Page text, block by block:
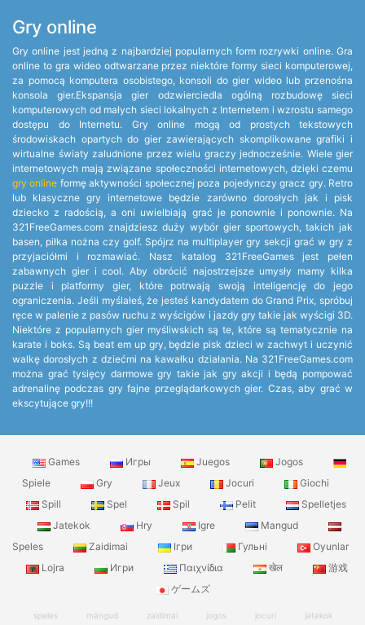
Gry online
Gry online jest jedną z najbardziej popularnych form rozrywki online. Gra
online to gra wideo odtwarzane przez niektóre formy sieci komputerowej,
za pomocą komputera osobistego, konsoli do gier wideo lub przenośna
konsola gier.Ekspansja gier odzwierciedla ogólną rozbudowę sieci
komputerowych od małych sieci lokalnych z Internetem i wzrostu samego
dostępu do Internetu. Gry online mogą od prostych tekstowych
środowiskach opartych do gier zawierających skomplikowane grafiki i
wirtualne światy zaludnione przez wielu graczy jednocześnie. Wiele gier
internetowych mają związane społeczności internetowych, dzięki czemu
gry online formę aktywności społecznej poza pojedynczy gracz gry. Retro
lub klasyczne gry internetowe będzie zarówno dorosłych jak i pisk
dziecko z radością, a oni uwielbiają grać je ponownie i ponownie. Na
321FreeGames.com znajdziesz duży wybór gier sportowych, takich jak
basen, piłka nożna czy golf. Spójrz na multiplayer gry sekcji grać w gry z
przyjaciółmi i rozmawiać. Nasz katalog 321FreeGames jest pełen
zabawnych gier i cool. Aby obrócić najostrzejsze umysły mamy kilka
puzzle i platformy gier, które potrwają swoją inteligencję do jego
ograniczenia. Jeśli myślałeś, że jesteś kandydatem do Grand Prix, spróbuj
ręce w palenie z pasów ruchu z wyścigów i jazdy gry takie jak wyścigi 3D.
Niektóre z popularnych gier myśliwskich są te, które są tematycznie na
karate i boks. Są beat em up gry, będzie pisk dzieci w zachwyt i uczynić
walkę dorosłych z dziećmi na kawałku działania. Na 321FreeGames.com
można grać tysięcy darmowe gry takie jak gry akcji i będą pompować
adrenalinę podczas gry fajne przeglądarkowych gier. Czas, aby grać w
ekscytujące gry!!!
Games Игры Juegos
Jogos
Spiele
Gry Jeux Jocuri
Giochi
Spill
Spel Spil Pelit
Spelletjes
Jatekok
Hry Igre
Mangud
Speles
Zaidimai Ігри Гульні
Oyunlar
Lojra
Игри Παιχνίδια खेल
游戏
ゲームズ
speles mängud zaidimai jogos jocuri jatekok